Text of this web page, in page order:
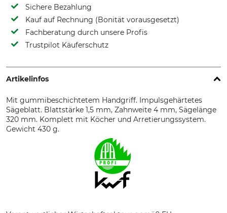
Sichere Bezahlung
Kauf auf Rechnung (Bonität vorausgesetzt)
Fachberatung durch unsere Profis
Trustpilot Käuferschutz
Artikelinfos
Mit gummibeschichtetem Handgriff. Impulsgehärtetes
Sägeblatt. Blattstärke 1,5 mm, Zahnweite 4 mm, Sägelänge
320 mm. Komplett mit Köcher und Arretierungssystem.
Gewicht 430 g.